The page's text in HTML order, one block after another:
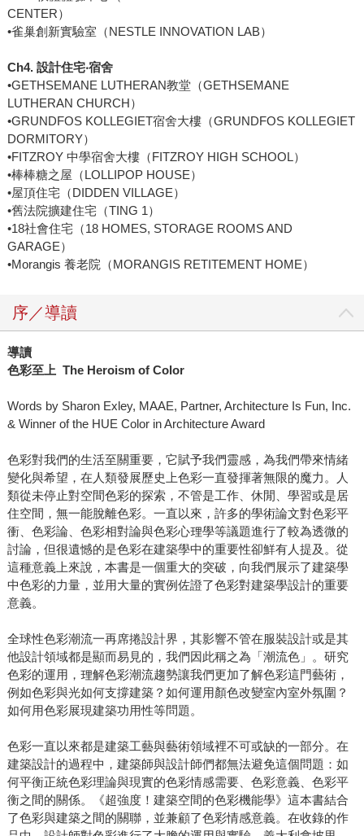
CENTER）
•雀巢創新實驗室（NESTLE INNOVATION LAB）
Ch4. 設計住宅‧宿舍
•GETHSEMANE LUTHERAN教堂（GETHSEMANE
LUTHERAN CHURCH）
•GRUNDFOS KOLLEGIET宿舍大樓（GRUNDFOS KOLLEGIET
DORMITORY）
•FITZROY 中學宿舍大樓（FITZROY HIGH SCHOOL）
•棒棒糖之屋（LOLLIPOP HOUSE）
•屋頂住宅（DIDDEN VILLAGE）
•舊法院擴建住宅（TING 1）
•18社會住宅（18 HOMES, STORAGE ROOMS AND
GARAGE）
•Morangis 養老院（MORANGIS RETITEMENT HOME）
序／導讀
導讀
色彩至上 The Heroism of Color
Words by Sharon Exley, MAAE, Partner, Architecture Is Fun, Inc.
& Winner of the HUE Color in Architecture Award
色彩對我們的生活至關重要，它賦予我們靈感，為我們帶來情緒
變化與希望，在人類發展歷史上色彩一直發揮著無限的魔力。人
類從未停止對空間色彩的探索，不管是工作、休閒、學習或是居
住空間，無一能脫離色彩。一直以來，許多的學術論文對色彩平
衝、色彩論、色彩相對論與色彩心理學等議題進行了較為透微的
討論，但很遺憾的是色彩在建築學中的重要性卻鮮有人提及。從
這種意義上來說，本書是一個重大的突破，向我們展示了建築學
中色彩的力量，並用大量的實例佐證了色彩對建築學設計的重要
意義。
全球性色彩潮流一再席捲設計界，其影響不管在服裝設計或是其
他設計領域都是顯而易見的，我們因此稱之為「潮流色」。研究
色彩的運用，理解色彩潮流趨勢讓我們更加了解色彩這門藝術，
例如色彩與光如何支撐建築？如何運用顏色改變室內室外氛圍？
如何用色彩展現建築功用性等問題。
色彩一直以來都是建築工藝與藝術領域裡不可或缺的一部分。在
建築設計的過程中，建築師與設計師們都無法避免這個問題：如
何平衡正統色彩理論與現實的色彩情感需要、色彩意義、色彩平
衡之間的關係。《超強度！建築空間的色彩機能學》這本書結合
了色彩與建築之間的關聯，並兼顧了色彩情感意義。在收錄的作